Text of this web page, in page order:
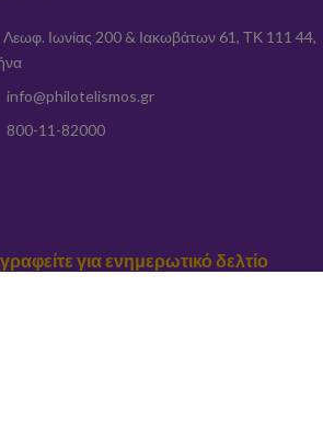
Λεωφ. Ιωνίας 200 & Ιακωβάτων 61, ΤΚ 111 44,
info@philotelismos.gr
800-11-82000
για ενημερωτικό δελτίο